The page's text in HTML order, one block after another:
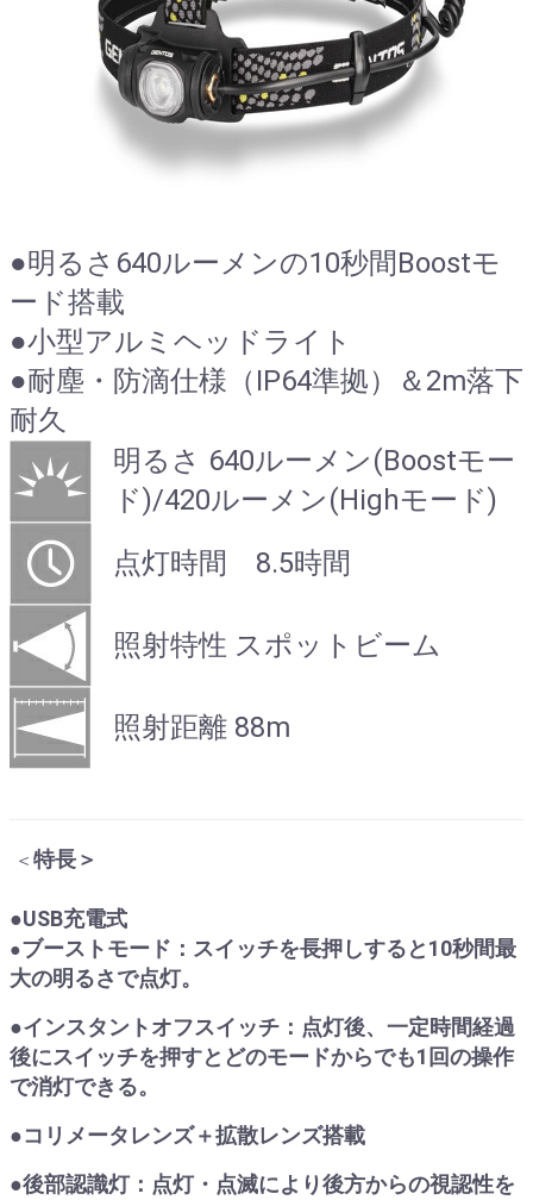
●明るさ640ルーメンの10秒間Boostモ
ード搭載
●小型アルミヘッドライト
●耐塵・防滴仕様（IP64準拠）＆2m落下
耐久
明るさ 640ルーメン(Boostモー
ド)/420ルーメン(Highモード)
点灯時間 8.5時間
照射特性 スポットビーム
照射距離 88m
＜ 特長＞
●USB充電式
●ブーストモード：スイッチを長押しすると10秒間最
大の明るさで点灯。
●インスタントオフスイッチ：点灯後、一定時間経過
後にスイッチを押すとどのモードからでも1回の操作
で消灯できる。
●コリメータレンズ＋拡散レンズ搭載
●後部認識灯：点灯・点滅により後方からの視認性を